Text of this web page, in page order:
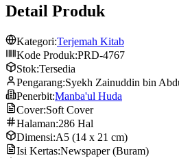
Detail Produk
Kategori:Terjemah Kitab
Kode Produk:PRD-4767
Stok:Tersedia
Pengarang:Syekh Zainuddin bin
Penerbit:Manba'ul Huda
Cover:Soft Cover
Halaman:286 Hal
Dimensi:A5 (14 x 21 cm)
Isi Kertas:Newspaper (Buram)